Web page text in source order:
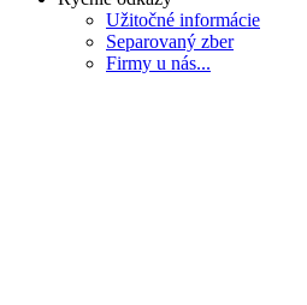
Užitočné informácie
Separovaný zber
Firmy u nás...